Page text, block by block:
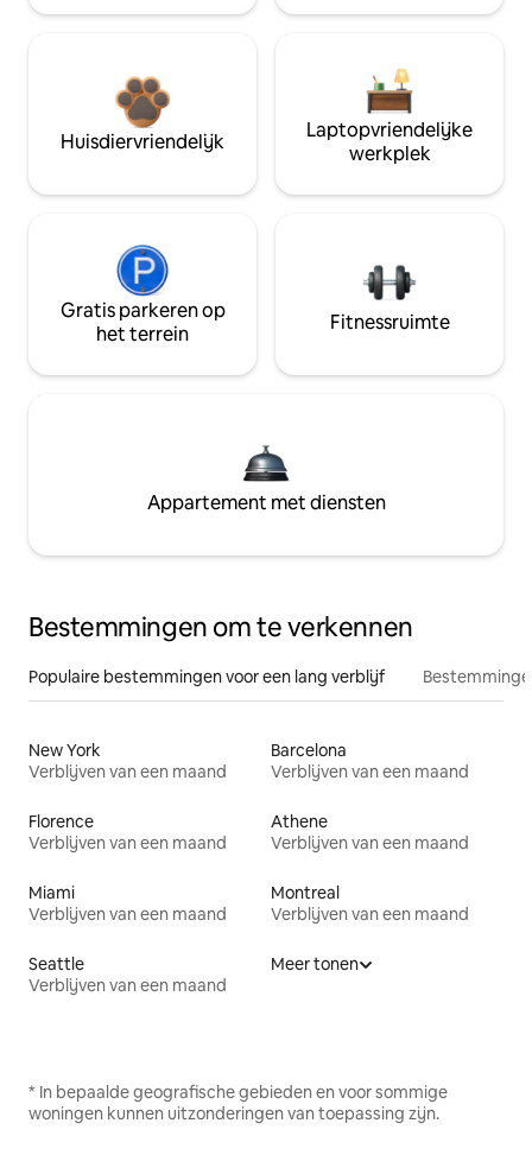
Huisdiervriendelijk
Laptopvriendelijke
werkplek
Gratis parkeren op
het terrein
Fitnessruimte
Appartement met diensten
Bestemmingen om te verkennen
Populaire bestemmingen voor een lang verblijf
New York
Verblijven van een maand
Barcelona
Verblijven van een maand
Florence
Verblijven van een maand
Athene
Verblijven van een maand
Miami
Verblijven van een maand
Montreal
Verblijven van een maand
Seattle
Verblijven van een maand
Meer tonen
* In bepaalde geografische gebieden en voor sommige
woningen kunnen uitzonderingen van toepassing zijn.